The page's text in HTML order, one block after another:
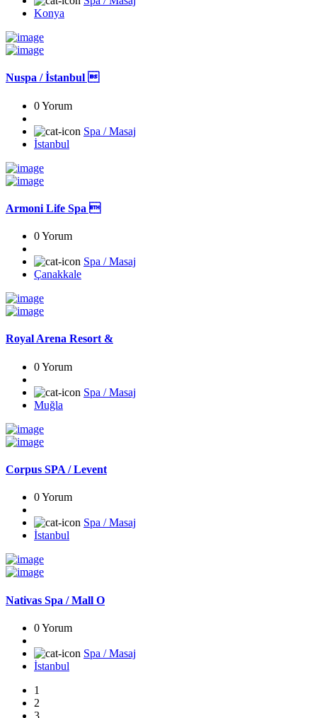
Konya
Nuspa / İstanbul 
0 Yorum
Spa / Masaj
İstanbul
Armoni Life Spa 
0 Yorum
Spa / Masaj
Çanakkale
Royal Arena Resort &
0 Yorum
Spa / Masaj
Muğla
Corpus SPA / Levent
0 Yorum
Spa / Masaj
İstanbul
Nativas Spa / Mall O
0 Yorum
Spa / Masaj
İstanbul
1
2
3